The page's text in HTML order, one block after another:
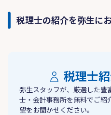
税理士の紹介を弥生に
税理士
弥生スタッフが、厳選した豊
士・会計事務所を無料でご紹
望をお聞かせください。